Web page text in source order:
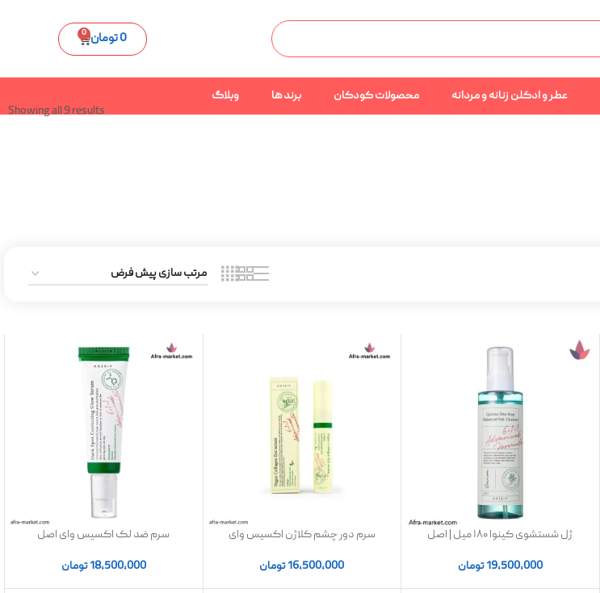
0تومان 0
عطر و ادکلن زنانه و مردانه محصولات کودکان برند ها
وبلاگ
Showing all 9 results
ژل شستشوی کینوا ۱۸۰ میل | اصل
19,500,000تومان
سرم دور چشم کلاژن اکسیس وای
16,500,000تومان
سرم ضد لک اکسیس وای اصل
18,500,000تومان